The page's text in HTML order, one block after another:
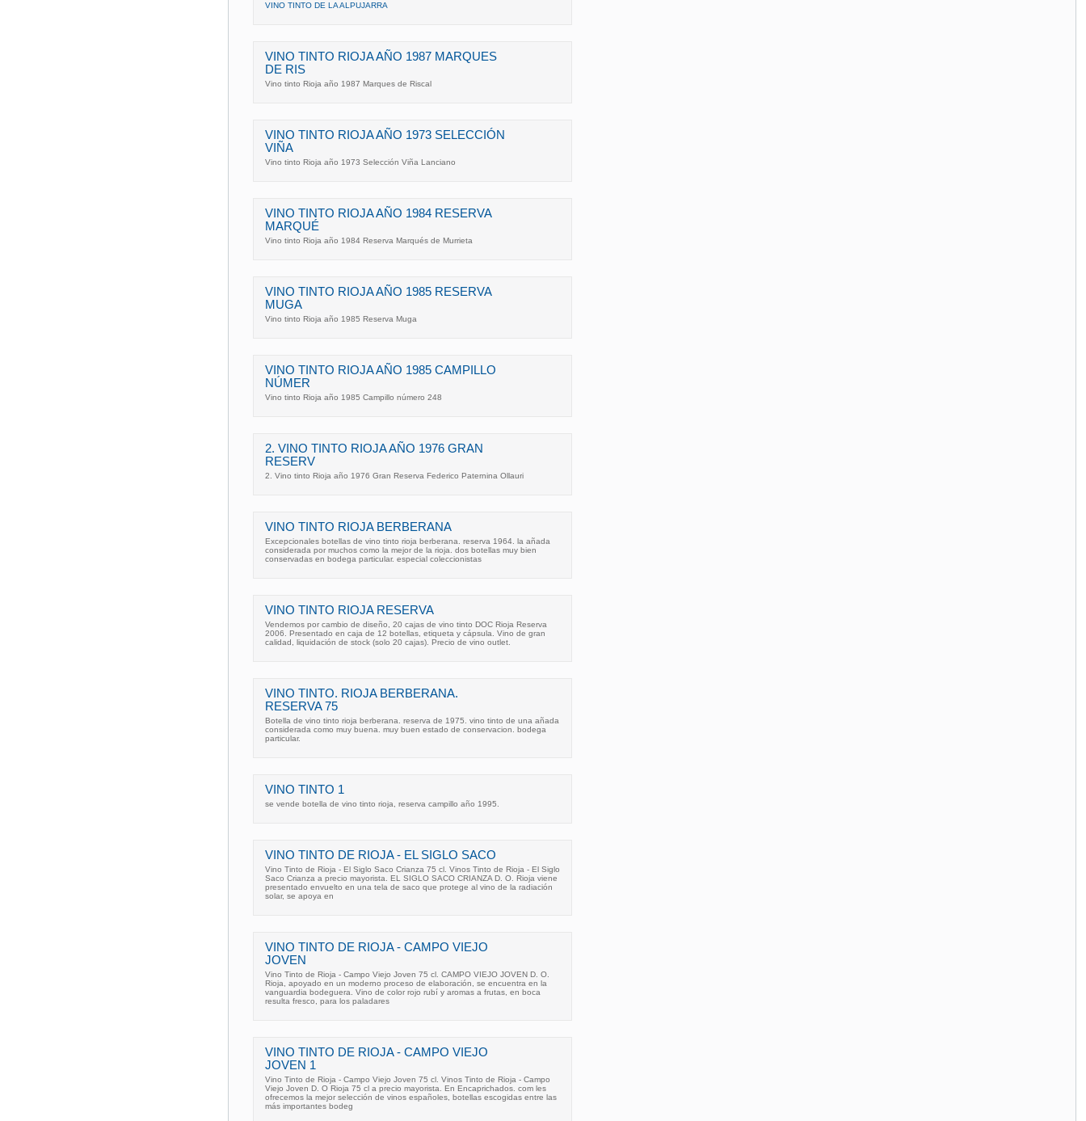
VINO TINTO DE LA ALPUJARRA
VINO TINTO RIOJA AÑO 1987 MARQUES
DE RIS
Vino tinto Rioja año 1987 Marques de Riscal
VINO TINTO RIOJA AÑO 1973 SELECCIÓN
VIÑA
Vino tinto Rioja año 1973 Selección Viña Lanciano
VINO TINTO RIOJA AÑO 1984 RESERVA
MARQUÉ
Vino tinto Rioja año 1984 Reserva Marqués de Murrieta
VINO TINTO RIOJA AÑO 1985 RESERVA
MUGA
Vino tinto Rioja año 1985 Reserva Muga
VINO TINTO RIOJA AÑO 1985 CAMPILLO
NÚMER
Vino tinto Rioja año 1985 Campillo número 248
2. VINO TINTO RIOJA AÑO 1976 GRAN
RESERV
2. Vino tinto Rioja año 1976 Gran Reserva Federico Paternina Ollauri
VINO TINTO RIOJA BERBERANA
Excepcionales botellas de vino tinto rioja berberana. reserva 1964. la añada
considerada por muchos como la mejor de la rioja. dos botellas muy bien
conservadas en bodega particular. especial coleccionistas
VINO TINTO RIOJA RESERVA
Vendemos por cambio de diseño, 20 cajas de vino tinto DOC Rioja Reserva
2006. Presentado en caja de 12 botellas, etiqueta y cápsula. Vino de gran
calidad, liquidación de stock (solo 20 cajas). Precio de vino outlet.
VINO TINTO. RIOJA BERBERANA.
RESERVA 75
Botella de vino tinto rioja berberana. reserva de 1975. vino tinto de una añada
considerada como muy buena. muy buen estado de conservacion. bodega
particular.
VINO TINTO 1
se vende botella de vino tinto rioja, reserva campillo año 1995.
VINO TINTO DE RIOJA - EL SIGLO SACO
Vino Tinto de Rioja - El Siglo Saco Crianza 75 cl. Vinos Tinto de Rioja - El Siglo
Saco Crianza a precio mayorista. EL SIGLO SACO CRIANZA D. O. Rioja viene
presentado envuelto en una tela de saco que protege al vino de la radiación
solar, se apoya en
VINO TINTO DE RIOJA - CAMPO VIEJO
JOVEN
Vino Tinto de Rioja - Campo Viejo Joven 75 cl. CAMPO VIEJO JOVEN D. O.
Rioja, apoyado en un moderno proceso de elaboración, se encuentra en la
vanguardia bodeguera. Vino de color rojo rubí y aromas a frutas, en boca
resulta fresco, para los paladares
VINO TINTO DE RIOJA - CAMPO VIEJO
JOVEN 1
Vino Tinto de Rioja - Campo Viejo Joven 75 cl. Vinos Tinto de Rioja - Campo
Viejo Joven D. O Rioja 75 cl a precio mayorista. En Encaprichados. com les
ofrecemos la mejor selección de vinos españoles, botellas escogidas entre las
más importantes bodeg